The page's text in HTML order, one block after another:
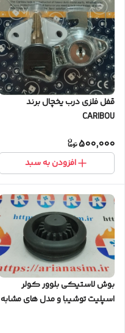
قفل فلزی درب یخچال برند
CARIBOU
500,000
افزودن به سبد
بوش لاستیکی بلوور کولر
اسپلیت توشیبا و مدل های مشابه